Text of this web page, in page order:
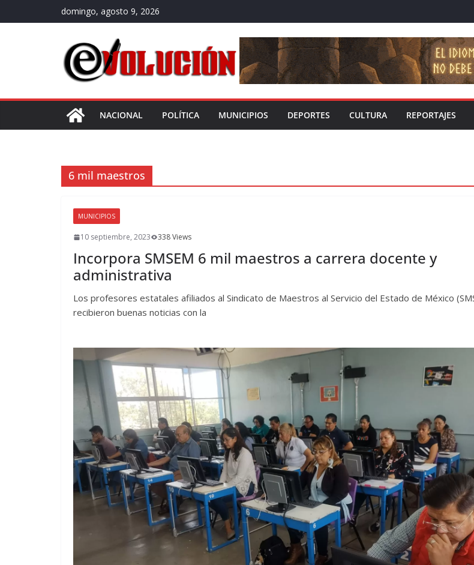
al
domingo, agosto 9, 2026
NACIONAL POLÍTICA MUNICIPIOS DEPORTES CULTURA REPORTAJES
6 mil maestros
MUNICIPIOS
10 septiembre, 2023 338 Views
Incorpora SMSEM 6 mil maestros a carrera docente y
administrativa
Los profesores estatales afiliados al Sindicato de Maestros al Servicio del Estado de México
recibieron buenas noticias con la